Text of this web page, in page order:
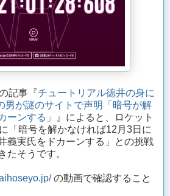
記事『チュートリアル徳井の身に
が謎のサイトで声明「暗号が解
ーンする」
』によると、ロケット
「暗号を解かなければ12月3日に
義実氏をドカーンする」との挑戦
たそうです。
の動画で確認すること